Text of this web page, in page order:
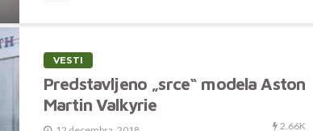
VESTI
Predstavljeno „srce“ modela Aston
Martin Valkyrie
2.66K